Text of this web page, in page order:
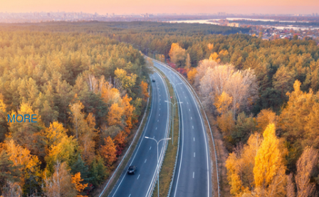
MORE